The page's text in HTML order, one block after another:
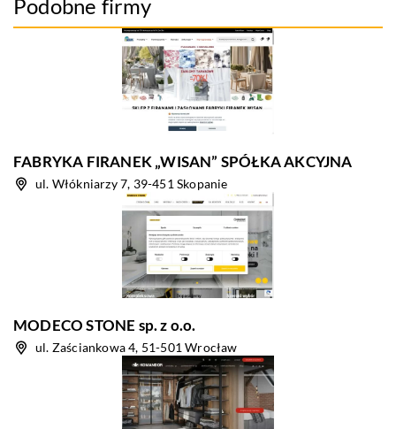
Podobne firmy
FABRYKA FIRANEK „WISAN” SPÓŁKA AKCYJNA
ul. Włókniarzy 7, 39-451 Skopanie
MODECO STONE sp. z o.o.
ul. Zaściankowa 4, 51-501 Wrocław